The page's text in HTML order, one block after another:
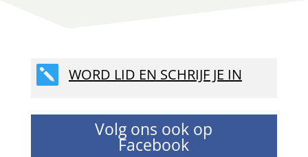
 WORD LID EN SCHRIJF JE IN
Volg ons ook op
Facebook